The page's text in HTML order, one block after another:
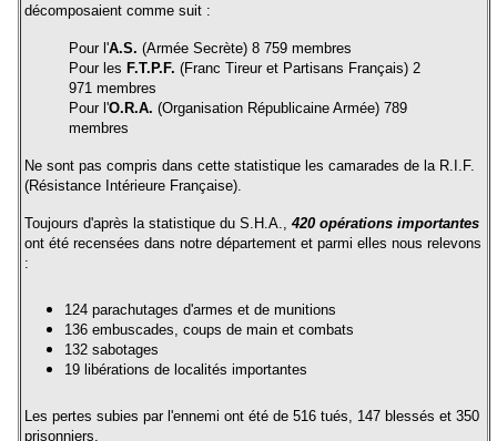
décomposaient comme suit :
Pour l'A.S. (Armée Secrète) 8 759 membres
Pour les F.T.P.F. (Franc Tireur et Partisans Français) 2
971 membres
Pour l'O.R.A. (Organisation Républicaine Armée) 789
membres
Ne sont pas compris dans cette statistique les camarades de la R.I.F.
(Résistance Intérieure Française).
Toujours d'après la statistique du S.H.A.,420 opérations importantes
ont été recensées dans notre département et parmi elles nous relevons
:
124 parachutages d'armes et de munitions
136 embuscades, coups de main et combats
132 sabotages
19 libérations de localités importantes
Les pertes subies par l'ennemi ont été de 516 tués, 147 blessés et 350
prisonniers.